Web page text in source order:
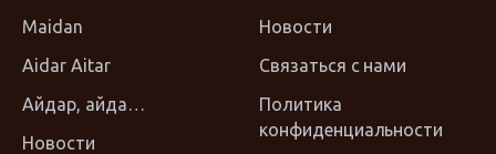
Maidan
Aidar Aitar
Айдар, айда…
Новости
Новости
Связаться с нами
Политика
конфиденциальности